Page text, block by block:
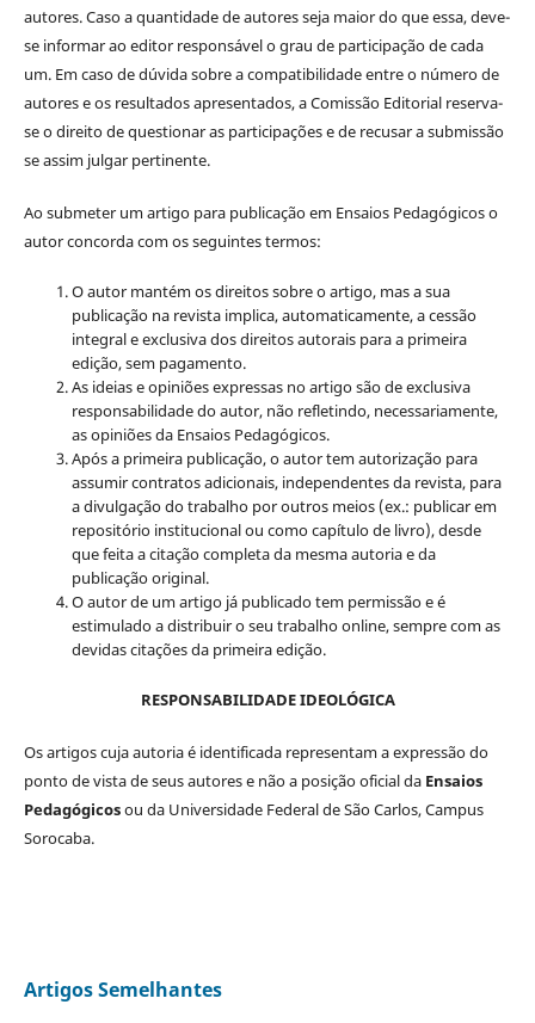
autores. Caso a quantidade de autores seja maior do que essa, deve-
se informar ao editor responsável o grau de participação de cada
um. Em caso de dúvida sobre a compatibilidade entre o número de
autores e os resultados apresentados, a Comissão Editorial reserva-
se o direito de questionar as participações e de recusar a submissão
se assim julgar pertinente.
Ao submeter um artigo para publicação em Ensaios Pedagógicos o
autor concorda com os seguintes termos:
O autor mantém os direitos sobre o artigo, mas a sua
publicação na revista implica, automaticamente, a cessão
integral e exclusiva dos direitos autorais para a primeira
edição, sem pagamento.
As ideias e opiniões expressas no artigo são de exclusiva
responsabilidade do autor, não refletindo, necessariamente,
as opiniões da Ensaios Pedagógicos.
Após a primeira publicação, o autor tem autorização para
assumir contratos adicionais, independentes da revista, para
a divulgação do trabalho por outros meios (ex.: publicar em
repositório institucional ou como capítulo de livro), desde
que feita a citação completa da mesma autoria e da
publicação original.
O autor de um artigo já publicado tem permissão e é
estimulado a distribuir o seu trabalho online, sempre com as
devidas citações da primeira edição.
RESPONSABILIDADE IDEOLÓGICA
Os artigos cuja autoria é identificada representam a expressão do
ponto de vista de seus autores e não a posição oficial da Ensaios
Pedagógicosou da Universidade Federal de São Carlos, Campus
Sorocaba.
Artigos Semelhantes